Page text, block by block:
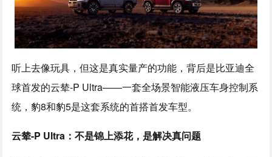
听上去像玩具，但这是真实量产的功能，背后是比亚迪全
球首发的云辇-P Ultra——一套全场景智能液压车身控制系
统，豹8和豹5是这套系统的首搭首发车型。
云辇-P Ultra：不是锦上添花，是解决真问题